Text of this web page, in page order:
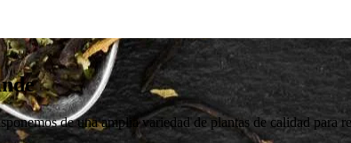
de una amplia variedad de plantas de calidad para